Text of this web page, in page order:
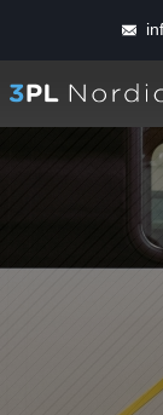
Följ
oss:
Om oss